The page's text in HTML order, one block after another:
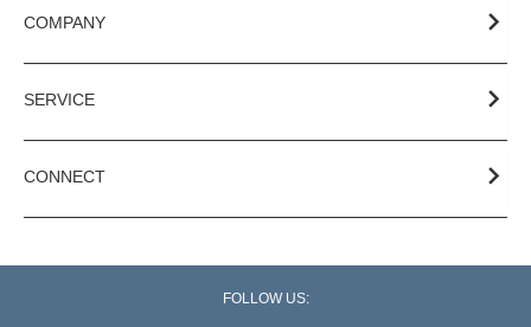
COMPANY
SERVICE
CONNECT
FOLLOW US: